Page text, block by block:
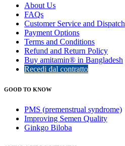
About Us
FAQs
Customer Service and Dispatch
Payment Options
Terms and Conditions
Refund and Return Policy
Buy amitamin® in Bangladesh
Recedi dal contratto
GOOD TO KNOW
PMS (premenstrual syndrome)
Improving Semen Quality
Ginkgo Biloba